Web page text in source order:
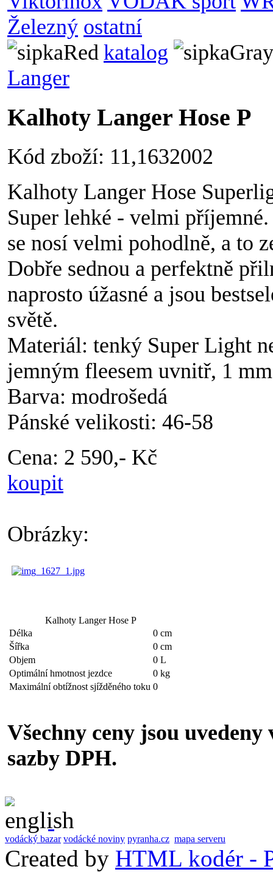
Železný ostatní
katalog
Langer
Kalhoty Langer Hose P
Kód zboží: 11,1632002
Kalhoty Langer Hose
Super lehké - velmi
se nosí velmi pohodlně, a to
Dobře sednou a perfektně
naprosto úžasné a jsou
světě.
Materiál: tenký Super Light
jemným fleesem uvnitř, 1 mm
Barva: modrošedá
Pánské velikosti: 46-58
Cena: 2 590,- Kč
koupit
Obrázky:
Kalhoty Langer Hose P
Délka
0 cm
Šířka
0 cm
Objem
0 L
Optimální hmotnost jezdce
0 kg
Maximální obtížnost sjížděného toku 0
Všechny ceny jsou
sazby DPH.
vodácký bazar vodácké noviny pyranha.cz mapa serveru
Created by HTML kodér -